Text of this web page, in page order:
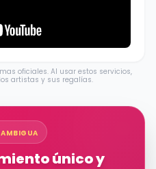
oficiales. Al usar estos servicios,
artistas y sus regalías.
único y